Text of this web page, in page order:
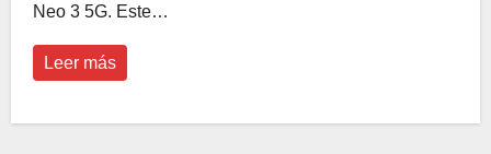
Neo 3 5G. Este…
Leer más